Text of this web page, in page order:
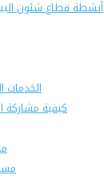
أنشطة قطاع شئون
الخدمات
كيفية